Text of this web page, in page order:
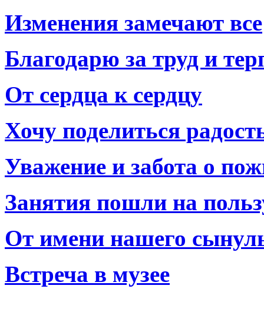
Изменения замечают все
Благодарю за труд и
От сердца к сердцу
Хочу поделиться
Уважение и забота о
Занятия пошли на
От имени нашего
Встреча в музее